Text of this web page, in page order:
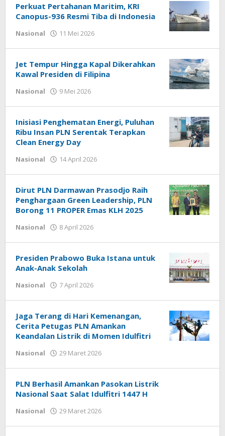
Perkuat Pertahanan Maritim, KRI
Canopus-936 Resmi Tiba di Indonesia
Nasional 11 Mei 2026
Jet Tempur Hingga Kapal Dikerahkan
Kawal Presiden di Filipina
Nasional 9 Mei 2026
Inisiasi Penghematan Energi, Puluhan
Ribu Insan PLN Serentak Terapkan
Clean Energy Day
Nasional 14 April 2026
Dirut PLN Darmawan Prasodjo Raih
Penghargaan Green Leadership, PLN
Borong 11 PROPER Emas KLH 2025
Nasional 8 April 2026
Presiden Prabowo Buka Istana untuk
Anak-Anak Sekolah
Nasional 7 April 2026
Jaga Terang di Hari Kemenangan,
Cerita Petugas PLN Amankan
Keandalan Listrik di Momen Idulfitri
Nasional 29 Maret 2026
PLN Berhasil Amankan Pasokan Listrik
Nasional Saat Salat Idulfitri 1447 H
Nasional 29 Maret 2026